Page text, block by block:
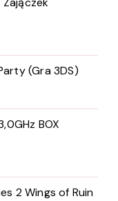
(Gra 3DS)
BOX
2 Wings of Ruin